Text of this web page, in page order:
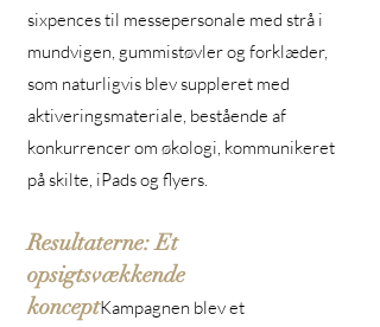
sixpences til messepersonale med strå i
mundvigen, gummistøvler og forklæder,
som naturligvis blev suppleret med
aktiveringsmateriale, bestående af
konkurrencer om økologi, kommunikeret
på skilte, iPads og flyers.
Resultaterne: Et
opsigtsvækkende
konceptKampagnen blev et